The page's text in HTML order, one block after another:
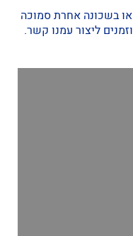
או בשכונה אחרת סמוכה
ליצור עמנו קשר.